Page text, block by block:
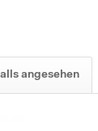
angesehen